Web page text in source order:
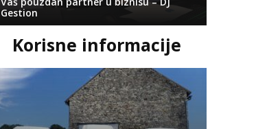
Gestion
Korisne informacije